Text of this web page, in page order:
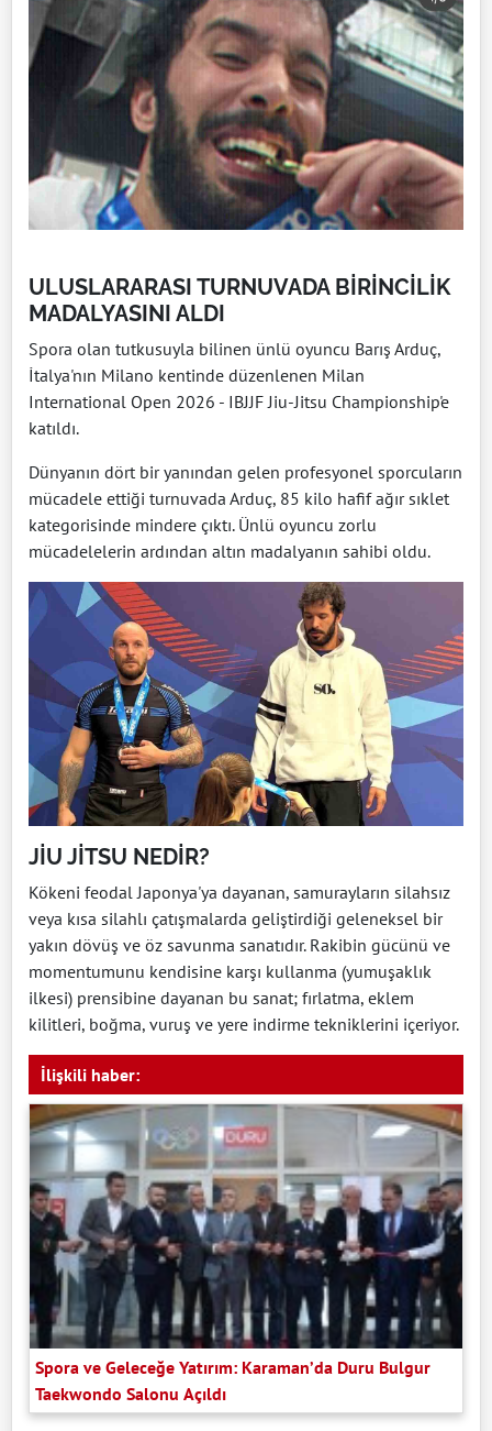
ULUSLARARASI TURNUVADA BİRİNCİLİK
MADALYASINI ALDI
Spora olan tutkusuyla bilinen ünlü oyuncu Barış Arduç,
İtalya'nın Milano kentinde düzenlenen Milan
International Open 2026 - IBJJF Jiu-Jitsu Championship'e
katıldı.
Dünyanın dört bir yanından gelen profesyonel sporcuların
mücadele ettiği turnuvada Arduç, 85 kilo hafif ağır sıklet
kategorisinde mindere çıktı. Ünlü oyuncu zorlu
mücadelelerin ardından altın madalyanın sahibi oldu.
JİU JİTSU NEDİR?
Kökeni feodal Japonya'ya dayanan, samurayların silahsız
veya kısa silahlı çatışmalarda geliştirdiği geleneksel bir
yakın dövüş ve öz savunma sanatıdır. Rakibin gücünü ve
momentumunu kendisine karşı kullanma (yumuşaklık
ilkesi) prensibine dayanan bu sanat; fırlatma, eklem
kilitleri, boğma, vuruş ve yere indirme tekniklerini içeriyor.
İlişkili haber:
Spora ve Geleceğe Yatırım: Karaman’da Duru Bulgur
Taekwondo Salonu Açıldı